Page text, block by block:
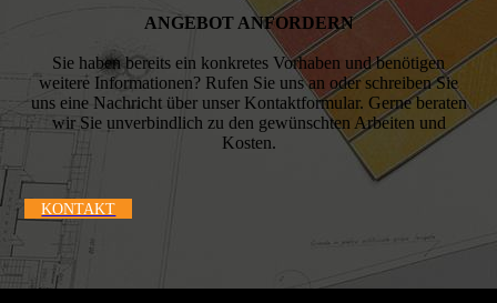
ANGEBOT ANFORDERN
Sie haben bereits ein konkretes Vorhaben und benötigen
weitere Informationen? Rufen Sie uns an oder schreiben Sie
uns eine Nachricht über unser Kontaktformular. Gerne beraten
wir Sie unverbindlich zu den gewünschten Arbeiten und
Kosten.
KONTAKT